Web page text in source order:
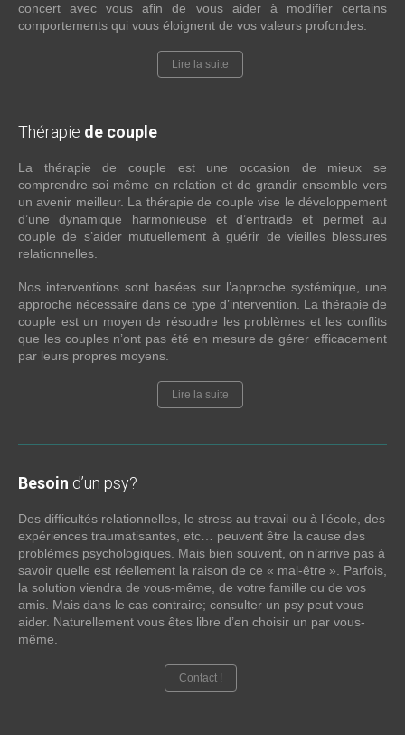
concert avec vous afin de vous aider à modifier certains
comportements qui vous éloignent de vos valeurs profondes.
Lire la suite
Thérapie de couple
La thérapie de couple est une occasion de mieux se
comprendre soi-même en relation et de grandir ensemble vers
un avenir meilleur. La thérapie de couple vise le développement
d’une dynamique harmonieuse et d’entraide et permet au
couple de s’aider mutuellement à guérir de vieilles blessures
relationnelles.
Nos interventions sont basées sur l’approche systémique, une
approche nécessaire dans ce type d’intervention. La thérapie de
couple est un moyen de résoudre les problèmes et les conflits
que les couples n’ont pas été en mesure de gérer efficacement
par leurs propres moyens.
Lire la suite
Besoin d’un psy?
Des difficultés relationnelles, le stress au travail ou à l’école, des
expériences traumatisantes, etc… peuvent être la cause des
problèmes psychologiques. Mais bien souvent, on n’arrive pas à
savoir quelle est réellement la raison de ce « mal-être ». Parfois,
la solution viendra de vous-même, de votre famille ou de vos
amis. Mais dans le cas contraire; consulter un psy peut vous
aider. Naturellement vous êtes libre d’en choisir un par vous-
même.
Contact !